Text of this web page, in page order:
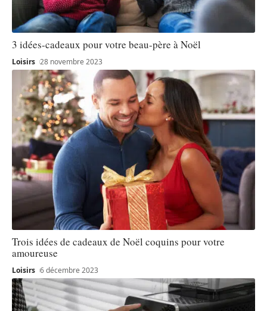
3 idées-cadeaux pour votre beau-père à Noël
Loisirs 28 novembre 2023
Trois idées de cadeaux de Noël coquins pour votre
amoureuse
Loisirs 6 décembre 2023